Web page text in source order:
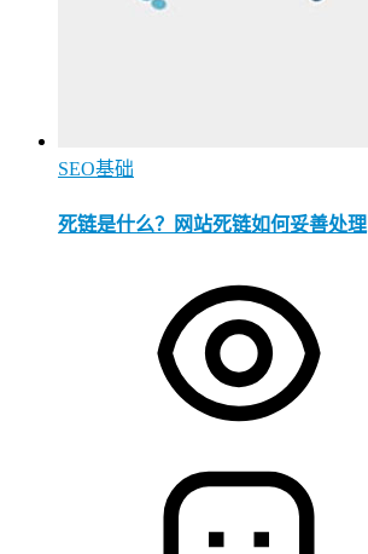
SEO基础
死链是什么？网站死链如何妥善处理